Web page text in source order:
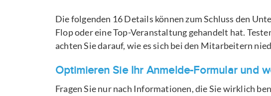
Die folgenden 16 Details können zum Schluss den
Flop oder eine Top-Veranstaltung gehandelt hat.
achten Sie darauf, wie es sich bei den Mitarbeitern
Optimieren Sie Ihr Anmelde-Formular und
Fragen Sie nur nach Informationen, die Sie wirklich